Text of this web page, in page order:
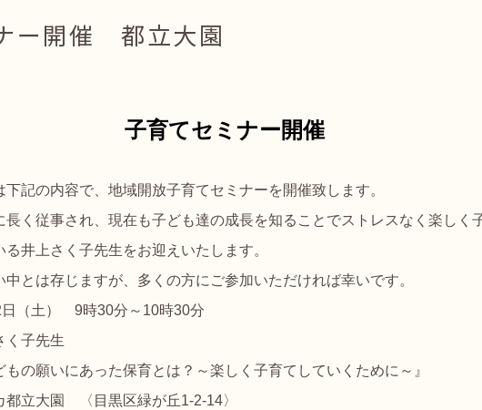
ー開催 都立大園
子育てセミナー開催
記の内容で、地域開放子育てセミナーを開催致します。
長く従事され、現在も子ども達の成長を知ることでストレスなく楽しく
井上さく子先生をお迎えいたします。
とは存じますが、多くの方にご参加いただければ幸いです。
土） 9時30分～10時30分
子先生
願いにあった保育とは？～楽しく子育てしていくために～』
大園 〈目黒区緑が丘1-2-14〉